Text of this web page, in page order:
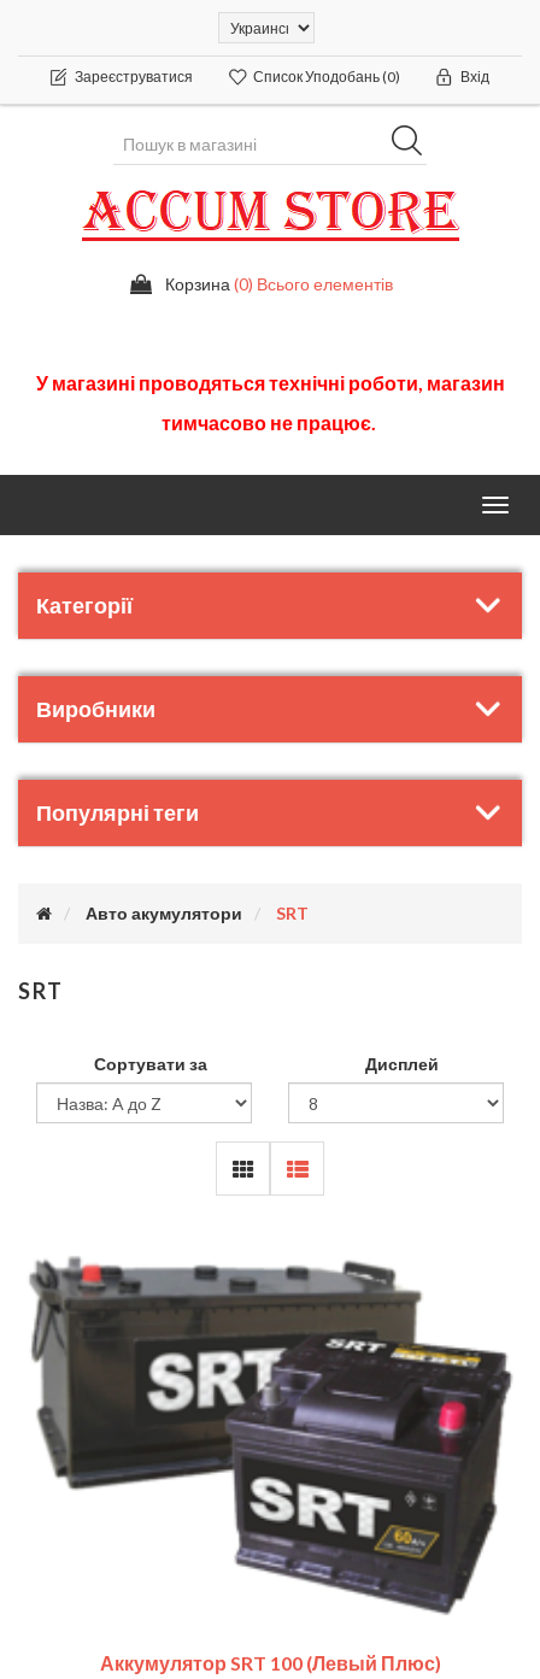
Зареєструватися Список Уподобань(0) Вхід
Корзина (0) Всього елементів
У магазині проводятьсятехнічні роботи, магазин
тимчасово не працює.
Категорії
Виробники
Популярні теги
Авто акумулятори SRT
SRT
Сортувати за Дисплей
Аккумулятор SRT 100 (левый Плюс)